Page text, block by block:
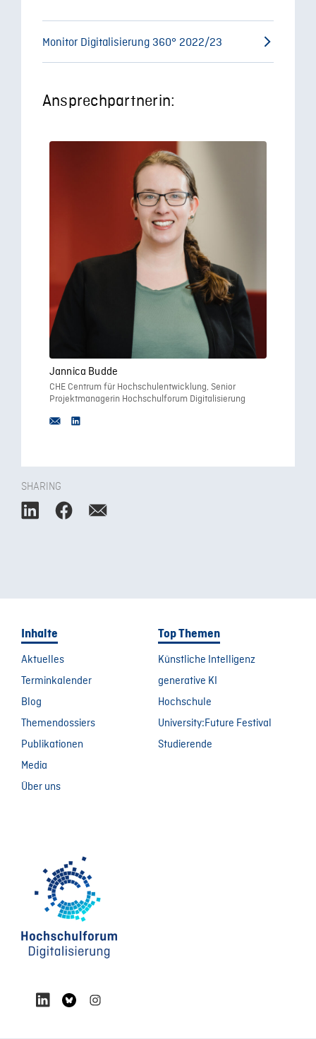
Monitor Digitalisierung 360° 2022/23
Ansprechpartnerin:
Jannica Budde
CHE Centrum für Hochschulentwicklung, Senior
Projektmanagerin Hochschulforum Digitalisierung
SHARING
Inhalte
Aktuelles
Terminkalender
Blog
Themendossiers
Publikationen
Media
Über uns
Top Themen
Künstliche Intelligenz
generative KI
Hochschule
University:Future Festival
Studierende